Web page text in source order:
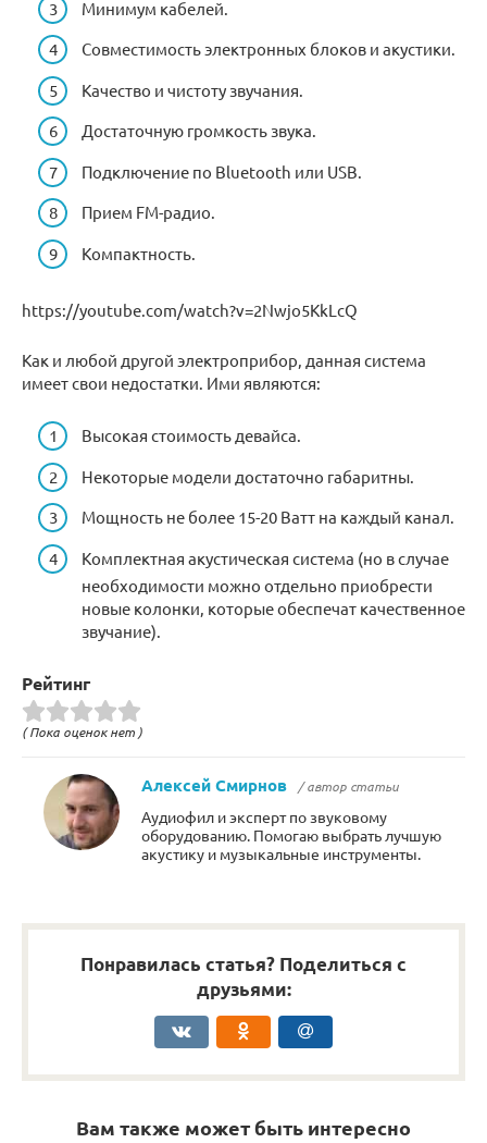
Минимум кабелей.
Совместимость электронных блоков и акустики.
Качество и чистоту звучания.
Достаточную громкость звука.
Подключение по Bluetooth или USB.
Прием FM-радио.
Компактность.
https://youtube.com/watch?v=2Nwjo5KkLcQ
Как и любой другой электроприбор, данная система
имеет свои недостатки. Ими являются:
Высокая стоимость девайса.
Некоторые модели достаточно габаритны.
Мощность не более 15-20 Ватт на каждый канал.
Комплектная акустическая система (но в случае
необходимости можно отдельно приобрести
новые колонки, которые обеспечат качественное
звучание).
Рейтинг
( Пока оценок нет )
Алексей Смирнов / автор статьи
Аудиофил и эксперт по звуковому
оборудованию. Помогаю выбрать лучшую
акустику и музыкальные инструменты.
Понравилась статья? Поделиться с
друзьями:
Вам также может быть интересно